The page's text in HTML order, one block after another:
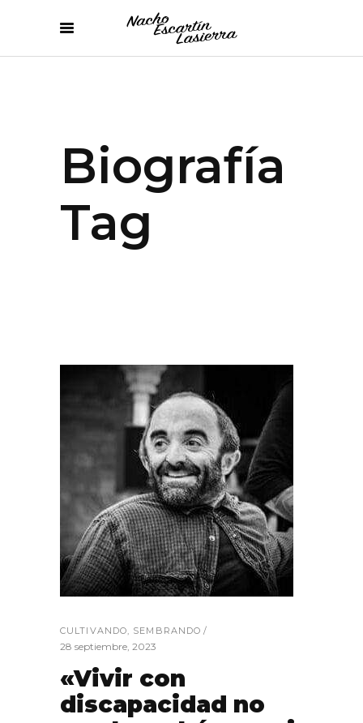
Biografía
Tag
CULTIVANDO, SEMBRANDO
28 septiembre, 2023
«Vivir con
discapacidad no